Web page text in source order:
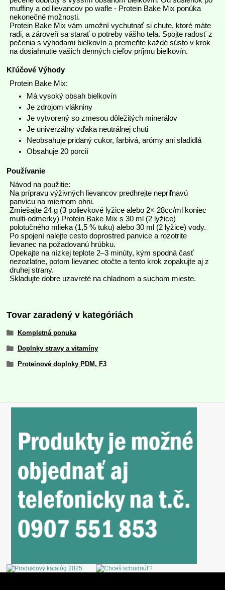
muffiny a od lievancov po wafle - Protein Bake Mix ponúka
nekonečné možnosti.
Protein Bake Mix vám umožní vychutnať si chute, ktoré máte
radi, a zároveň sa starať o potreby vášho tela. Spojte radosť z
pečenia s výhodami bielkovín a premeňte každé sústo v krok
na dosiahnutie vašich denných cieľov príjmu bielkovín.
Kľúčové Výhody
Protein Bake Mix:
Má vysoký obsah bielkovín
Je zdrojom vlákniny
Je vytvorený so zmesou dôležitých minerálov
Je univerzálny vďaka neutrálnej chuti
Neobsahuje pridaný cukor, farbivá, arómy ani sladidlá
Obsahuje 20 porcií
Používanie
Návod na použitie:
Na prípravu výživných lievancov predhrejte nepriľnavú
panvicu na miernom ohni.
Zmiešajte 24 g (3 polievkové lyžice alebo 2× 28cc/ml koniec
multi-odmerky) Protein Bake Mix s 30 ml (2 lyžice)
polotučného mlieka (1,5 % tuku) alebo 30 ml (2 lyžice) vody.
Po spojení nalejte cesto doprostred panvice a rozotrite
lievanec na požadovanú hrúbku.
Opekajte na nízkej teplote 2–3 minúty, kým spodná časť
nezozlatne, potom lievanec otočte a tento krok zopakujte aj z
druhej strany.
Skladujte dobre uzavreté na chladnom a suchom mieste.
Tovar zaradený v kategóriách
Kompletná ponuka
Doplnky stravy a vitamíny
Proteinové doplnky PDM, F3